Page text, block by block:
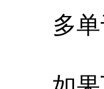
多单于